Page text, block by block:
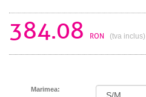
384.08 RON (tva inclus)
Marimea: